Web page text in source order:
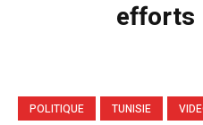
efforts
POLITIQUE TUNISIE